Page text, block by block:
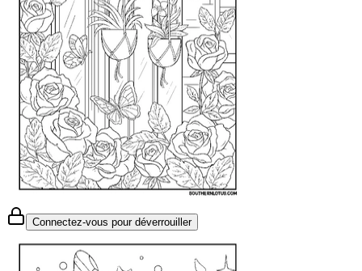
Connectez-vous pour déverrouiller